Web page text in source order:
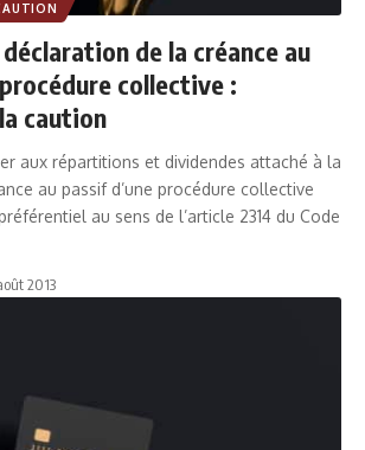
de la créance au
collective :
caution
aux répartitions et dividendes attaché à la
au passif d’une procédure collective
au sens de l’article 2314 du Code
2013